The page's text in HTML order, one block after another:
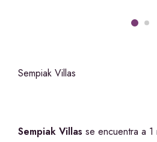
Sempiak Villas
Sempiak Villas se encuentra a